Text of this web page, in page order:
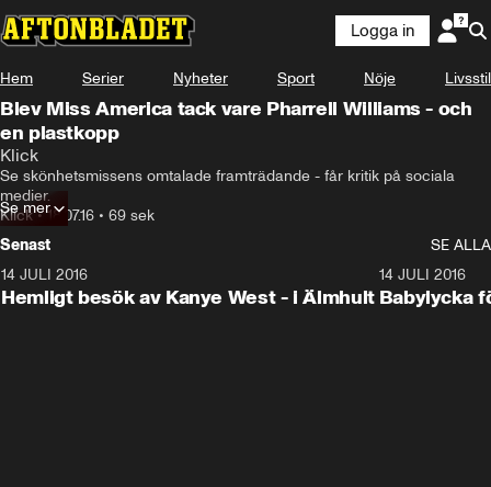
Logga in
Hem Serier Nyheter Sport Nöje Livsstil
Blev Miss America tack vare Pharrell Williams - och
en plastkopp
Klick
Se skönhetsmissens omtalade framträdande - får kritik på sociala
medier.
Klick•18.07.16 • 69 sek
Se mer
Senast
SE ALLA
14 JULI 2016
Hemligt besök av Kanye West - i Älmhult
14 JULI 2016
Babylycka